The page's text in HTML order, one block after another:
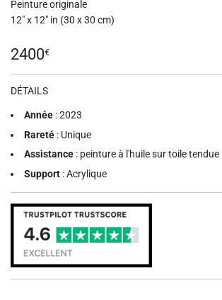
Peinture originale
12" x 12" in (30 x 30 cm)
Prix
régulier
2400€
DÉTAILS
Année : 2023
Rareté : Unique
Assistance : peinture à l'huile sur toile tendue
Support : Acrylique